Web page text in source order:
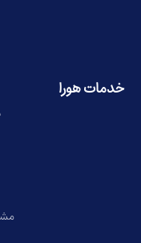
خدمات هورا